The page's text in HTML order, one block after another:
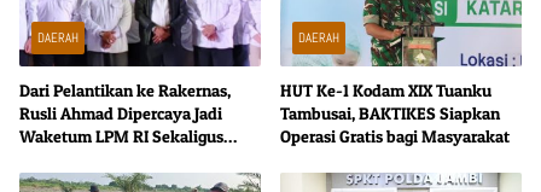
DAERAH
Dari Pelantikan ke Rakernas,
Rusli Ahmad Dipercaya Jadi
Waketum LPM RI Sekaligus
DAERAH
HUT Ke-1 Kodam XIX Tuanku
Tambusai, BAKTIKES Siapkan
Operasi Gratis bagi Masyarakat